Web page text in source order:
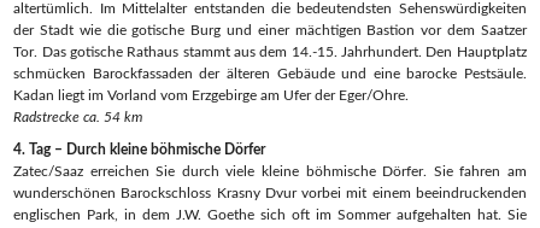
altertümlich. Im Mittelalter entstanden die bedeutendsten Sehenswürdigkeiten
der Stadt wie die gotische Burg und einer mächtigen Bastion vor dem Saatzer
Tor. Das gotische Rathaus stammt aus dem 14.-15. Jahrhundert. Den Hauptplatz
schmücken Barockfassaden der älteren Gebäude und eine barocke Pestsäule.
Kadan liegt im Vorland vom Erzgebirge am Ufer der Eger/Ohre.
Radstrecke ca. 54 km
4. Tag – Durch kleine böhmische Dörfer
Zatec/Saaz erreichen Sie durch viele kleine böhmische Dörfer. Sie fahren am
wunderschönen Barockschloss Krasny Dvur vorbei mit einem beeindruckenden
englischen Park, in dem J.W. Goethe sich oft im Sommer aufgehalten hat. Sie